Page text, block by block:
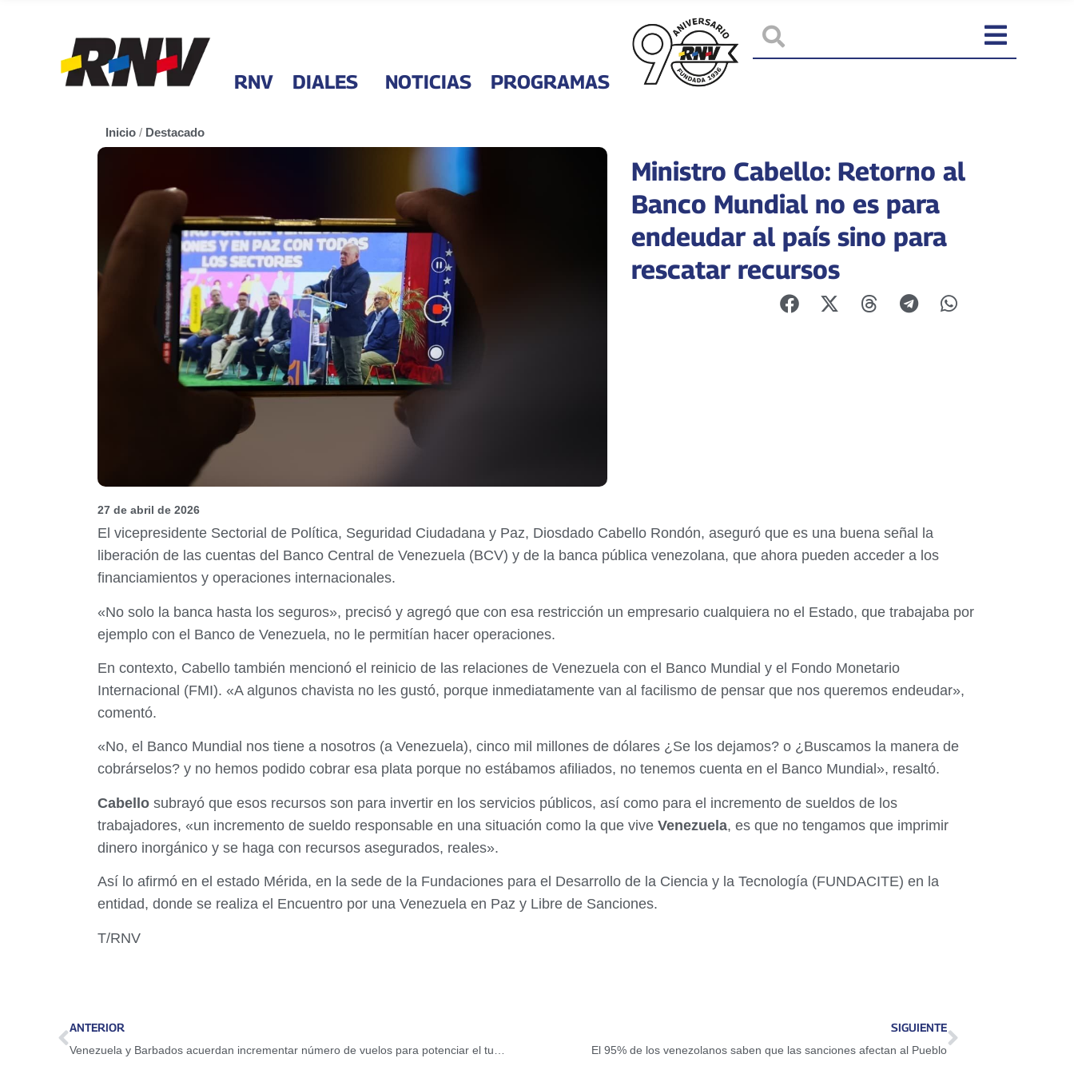
RNV DIALES NOTICIAS PROGRAMAS
Inicio / Destacado
Ministro Cabello: Retorno al
Banco Mundial no es para
endeudar al país sino para
rescatar recursos
27 de abril de 2026
El vicepresidente Sectorial de Política, Seguridad Ciudadana y Paz, Diosdado Cabello Rondón, aseguró que es una buena señal la
liberación de las cuentas del Banco Central de Venezuela (BCV) y de la banca pública venezolana, que ahora pueden acceder a los
financiamientos y operaciones internacionales.
«No solo la banca hasta los seguros», precisó y agregó que con esa restricción un empresario cualquiera no el Estado, que trabajaba por
ejemplo con el Banco de Venezuela, no le permitían hacer operaciones.
En contexto, Cabello también mencionó el reinicio de las relaciones de Venezuela con el Banco Mundial y el Fondo Monetario
Internacional (FMI). «A algunos chavista no les gustó, porque inmediatamente van al facilismo de pensar que nos queremos endeudar»,
comentó.
«No, el Banco Mundial nos tiene a nosotros (a Venezuela), cinco mil millones de dólares ¿Se los dejamos? o ¿Buscamos la manera de
cobrárselos? y no hemos podido cobrar esa plata porque no estábamos afiliados, no tenemos cuenta en el Banco Mundial», resaltó.
Cabello subrayó que esos recursos son para invertir en los servicios públicos, así como para el incremento de sueldos de los
trabajadores, «un incremento de sueldo responsable en una situación como la que vive Venezuela, es que no tengamos que imprimir
dinero inorgánico y se haga con recursos asegurados, reales».
Así lo afirmó en el estado Mérida, en la sede de la Fundaciones para el Desarrollo de la Ciencia y la Tecnología (FUNDACITE) en la
entidad, donde se realiza el Encuentro por una Venezuela en Paz y Libre de Sanciones.
T/RNV
ANTERIOR SIGUIENTE
El 95% de los venezolanos saben que las sanciones afectan al Pueblo